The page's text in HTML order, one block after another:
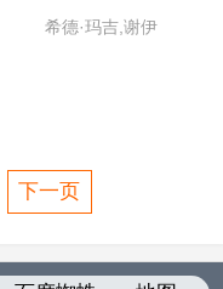
ган,надежда
夫,玛丽莲·克罗
希德·玛吉,谢伊
下一页